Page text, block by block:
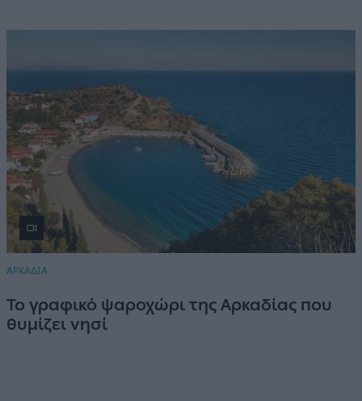
ΑΡΚΑΔΙΑ
Το γραφικό ψαροχώρι της Αρκαδίας που
θυμίζει νησί